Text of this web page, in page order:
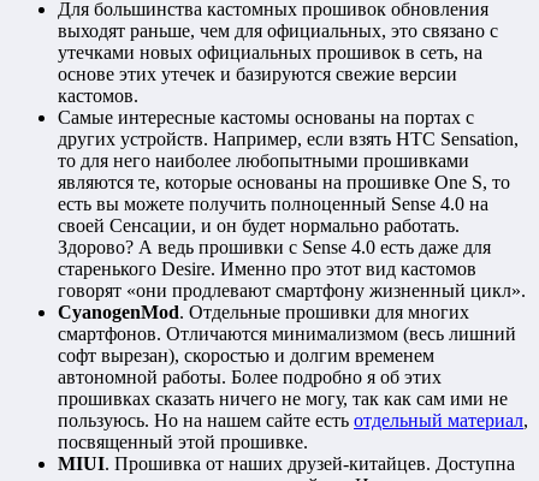
Для большинства кастомных прошивок обновления
выходят раньше, чем для официальных, это связано с
утечками новых официальных прошивок в сеть, на
основе этих утечек и базируются свежие версии
кастомов.
Самые интересные кастомы основаны на портах с
других устройств. Например, если взять HTC Sensation,
то для него наиболее любопытными прошивками
являются те, которые основаны на прошивке One S, то
есть вы можете получить полноценный Sense 4.0 на
своей Сенсации, и он будет нормально работать.
Здорово? А ведь прошивки с Sense 4.0 есть даже для
старенького Desire. Именно про этот вид кастомов
говорят «они продлевают смартфону жизненный цикл».
CyanogenMod. Отдельные прошивки для многих
смартфонов. Отличаются минимализмом (весь лишний
софт вырезан), скоростью и долгим временем
автономной работы. Более подробно я об этих
прошивках сказать ничего не могу, так как сам ими не
пользуюсь. Но на нашем сайте есть отдельный материал,
посвященный этой прошивке.
MIUI. Прошивка от наших друзей-китайцев. Доступна